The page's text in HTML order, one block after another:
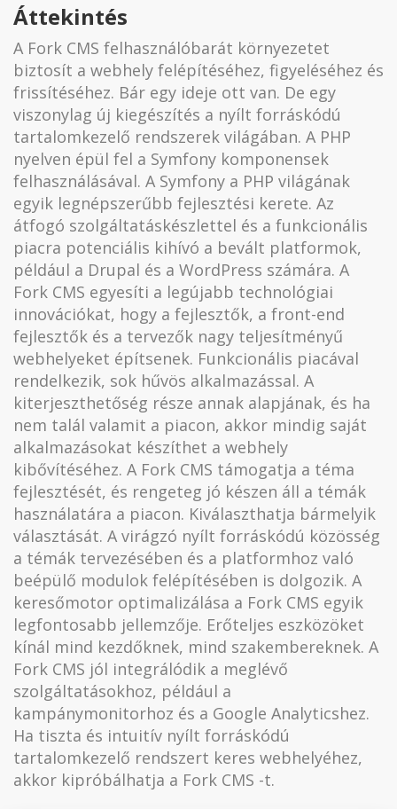
Áttekintés
A Fork CMS felhasználóbarát környezetet
biztosít a webhely felépítéséhez, figyeléséhez és
frissítéséhez. Bár egy ideje ott van. De egy
viszonylag új kiegészítés a nyílt forráskódú
tartalomkezelő rendszerek világában. A PHP
nyelven épül fel a Symfony komponensek
felhasználásával. A Symfony a PHP világának
egyik legnépszerűbb fejlesztési kerete. Az
átfogó szolgáltatáskészlettel és a funkcionális
piacra potenciális kihívó a bevált platformok,
például a Drupal és a WordPress számára. A
Fork CMS egyesíti a legújabb technológiai
innovációkat, hogy a fejlesztők, a front-end
fejlesztők és a tervezők nagy teljesítményű
webhelyeket építsenek. Funkcionális piacával
rendelkezik, sok hűvös alkalmazással. A
kiterjeszthetőség része annak alapjának, és ha
nem talál valamit a piacon, akkor mindig saját
alkalmazásokat készíthet a webhely
kibővítéséhez. A Fork CMS támogatja a téma
fejlesztését, és rengeteg jó készen áll a témák
használatára a piacon. Kiválaszthatja bármelyik
választását. A virágzó nyílt forráskódú közösség
a témák tervezésében és a platformhoz való
beépülő modulok felépítésében is dolgozik. A
keresőmotor optimalizálása a Fork CMS egyik
legfontosabb jellemzője. Erőteljes eszközöket
kínál mind kezdőknek, mind szakembereknek. A
Fork CMS jól integrálódik a meglévő
szolgáltatásokhoz, például a
kampánymonitorhoz és a Google Analyticshez.
Ha tiszta és intuitív nyílt forráskódú
tartalomkezelő rendszert keres webhelyéhez,
akkor kipróbálhatja a Fork CMS -t.